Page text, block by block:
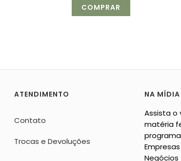
ATENDIMENTO
Contato
Trocas e Devoluções
NA MÍDIA
Assista o
matéria
Negócios